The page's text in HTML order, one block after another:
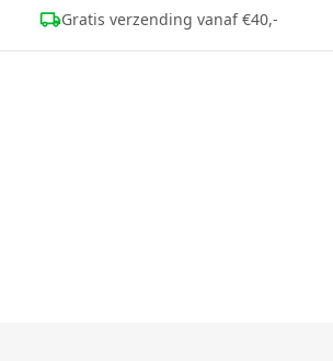
Gratis verzending vanaf €40,-